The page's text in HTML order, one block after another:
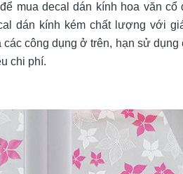
mua decal dán kính hoa văn cổ
dán kính kém chất lượng với
công dụng ở trên, hạn sử dụng
chi phí.